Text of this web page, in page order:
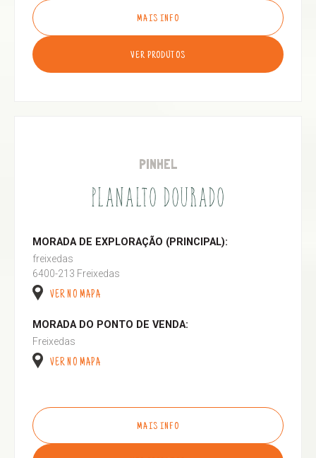
MAIS INFO
VER PRODUTOS
PINHEL
PLANALTO DOURADO
MORADA DE EXPLORAÇÃO (PRINCIPAL):
freixedas
6400-213 Freixedas
VER NO MAPA
MORADA DO PONTO DE VENDA:
Freixedas
VER NO MAPA
MAIS INFO